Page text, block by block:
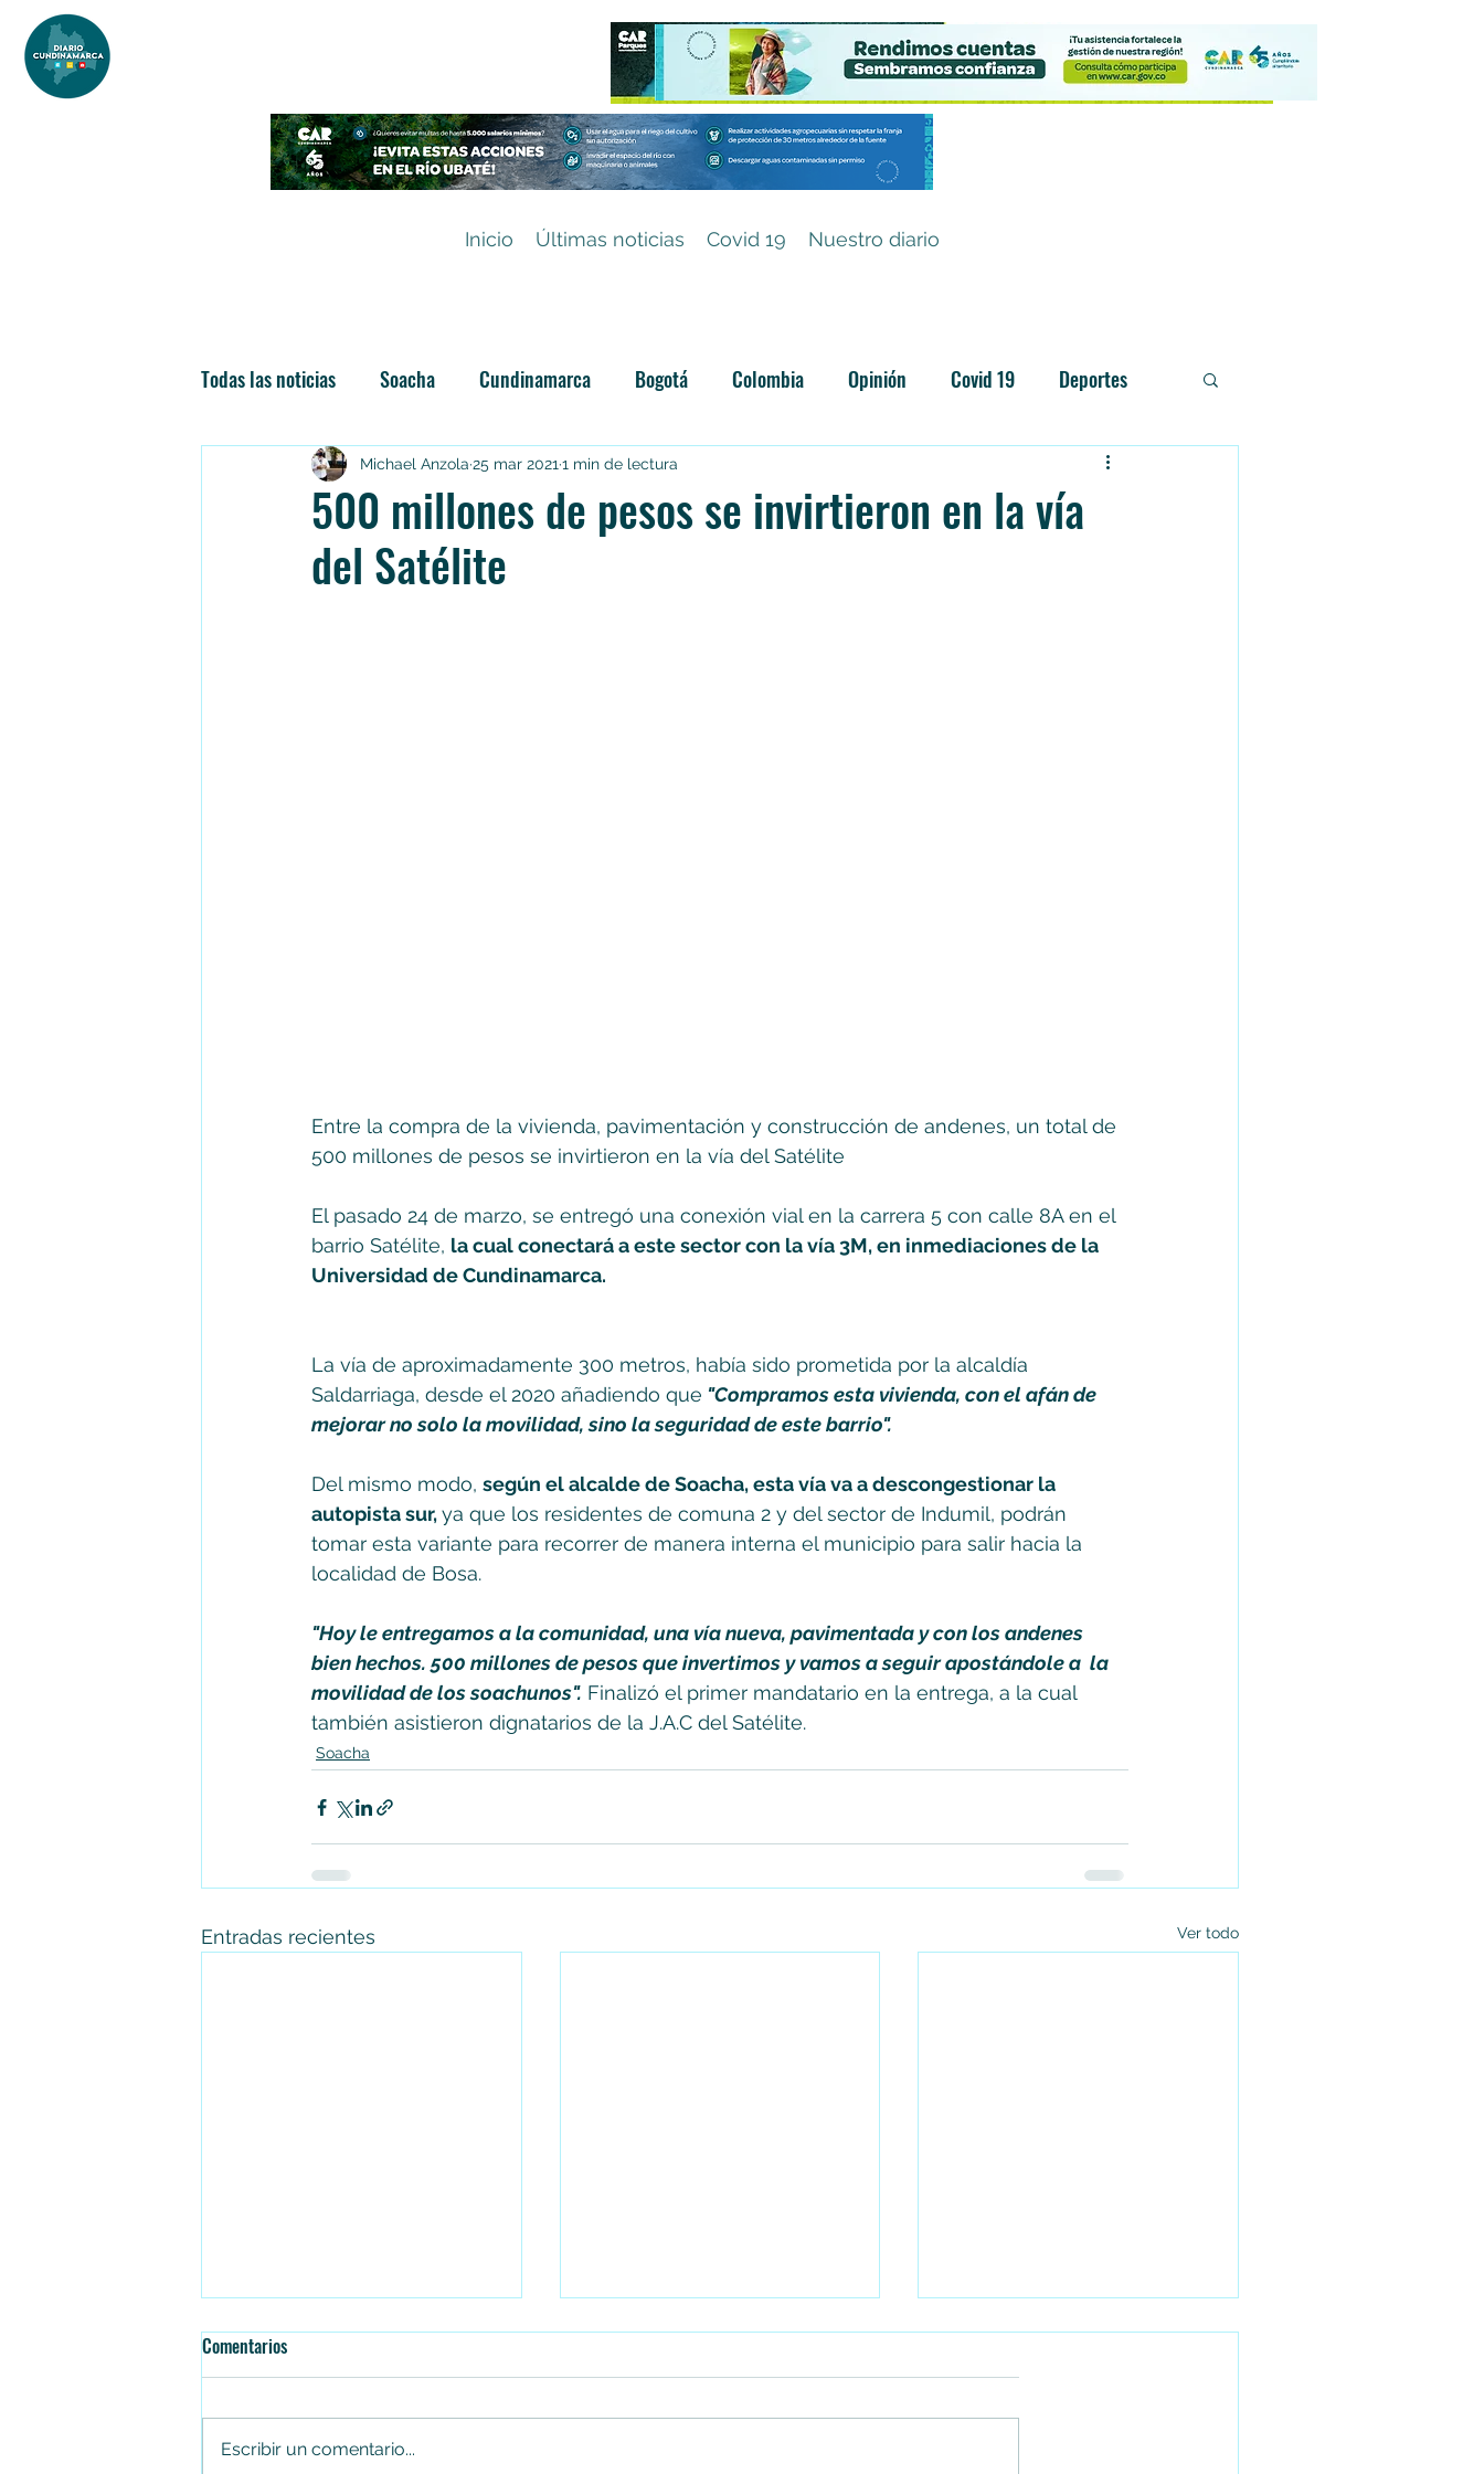
Inicio Últimas noticias Covid 19 Nuestro diario
Todas las noticias Soacha Cundinamarca Bogotá Colombia Opinión Covid 19 Deportes
Las nuevas soachunidades Categoría sin título
500 millones de pesos se invirtieron en la vía
del Satélite
Michael Anzola 25 mar 2021 1 min de lectura
Entre la compra de la vivienda, pavimentación y construcción de andenes, un total de
500 millones de pesos se invirtieron en la vía del Satélite
El pasado 24 de marzo, se entregó una conexión vial en la carrera 5 con calle 8A en el
barrio Satélite, la cual conectará a este sector con la vía 3M, en inmediaciones de la
Universidad de Cundinamarca.
La vía de aproximadamente 300 metros, había sido prometida por la alcaldía
Saldarriaga, desde el 2020 añadiendo que "Compramos esta vivienda, con el afán de
mejorar no solo la movilidad, sino la seguridad de este barrio".
Del mismo modo, según el alcalde de Soacha, esta vía va a descongestionar la
autopista sur, ya que los residentes de comuna 2 y del sector de Indumil, podrán
tomar esta variante para recorrer de manera interna el municipio para salir hacia la
localidad de Bosa.
"Hoy le entregamos a la comunidad, una vía nueva, pavimentada y con los andenes
bien hechos. 500 millones de pesos que invertimos y vamos a seguir apostándole a  la
movilidad de los soachunos". Finalizó el primer mandatario en la entrega, a la cual
también asistieron dignatarios de la J.A.C del Satélite.
Soacha
Entradas recientes Ver todo
Comentarios
Escribir un comentario...